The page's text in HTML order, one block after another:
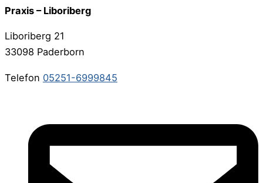
Praxis – Liboriberg
Liboriberg 21
33098 Paderborn
Telefon 05251-6999845